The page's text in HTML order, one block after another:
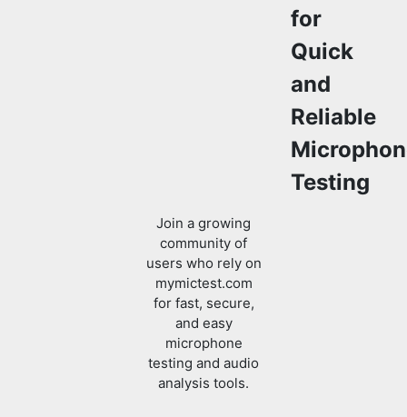
for
Quick
and
Reliable
Testing
Join a growing
community of
users who rely on
mymictest.com
for fast, secure,
and easy
microphone
testing and audio
analysis tools.